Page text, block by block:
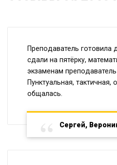
Преподаватель готовила
сдали на пятёрку,
экзаменам
Пунктуальная, тактичная,
общалась.
Сергей,